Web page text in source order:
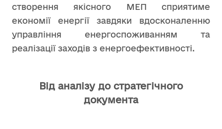
створення якісного МЕП сприятиме
економії енергії завдяки вдосконаленню
управління енергоспоживанням та
реалізації заходів з енергоефективності.
Від аналізу до стратегічного
документа